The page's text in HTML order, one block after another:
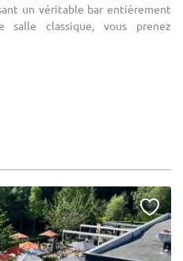
un véritable bar entièrement
salle classique, vous prenez